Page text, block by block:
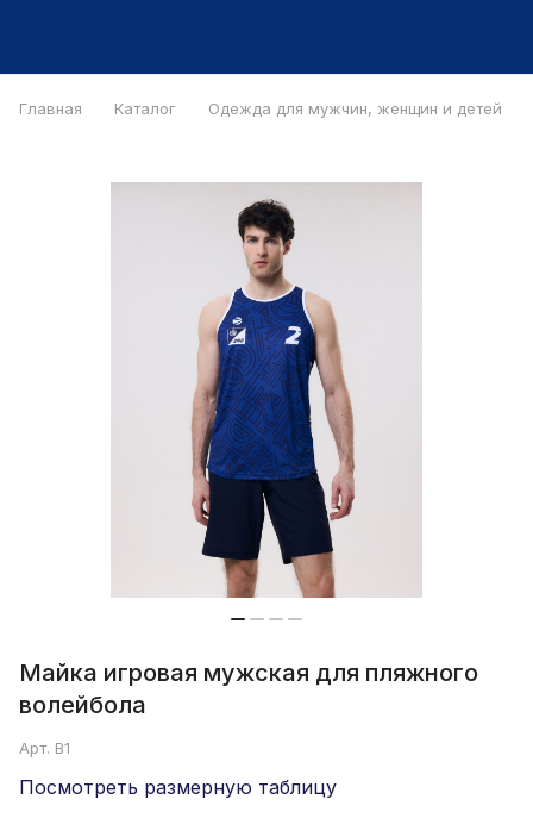
Главная Каталог Одежда для мужчин, женщин и детей
Майка игровая мужская для пляжного
волейбола
Арт. B1
Посмотреть размерную таблицу